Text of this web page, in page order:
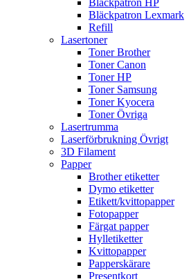
Bläckpatron HP
Bläckpatron Lexmark
Refill
Lasertoner
Toner Brother
Toner Canon
Toner HP
Toner Samsung
Toner Kyocera
Toner Övriga
Lasertrumma
Laserförbrukning Övrigt
3D Filament
Papper
Brother etiketter
Dymo etiketter
Etikett/kvittopapper
Fotopapper
Färgat papper
Hylletiketter
Kvittopapper
Papperskärare
Presentkort